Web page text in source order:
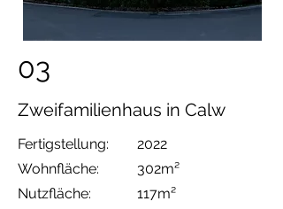
03
Zweifamilienhaus in Calw
Fertigstellung:
Wohnfläche:
Nutzfläche:
2022
302m²
117m²